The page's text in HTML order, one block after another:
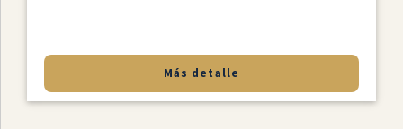
Más detalle